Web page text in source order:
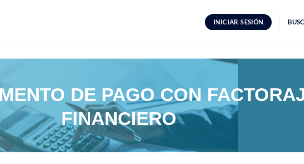
INICIAR SESIÓN
DE PAGO CON
FINANCIERO